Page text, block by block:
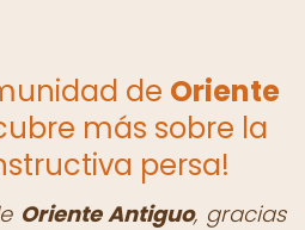
de Oriente
más sobre la
persa!
Oriente Antiguo, gracias